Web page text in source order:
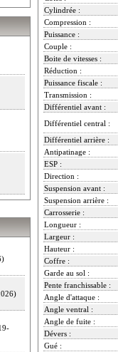
Cylindrée :
Compression :
Puissance :
Couple :
Boite de vitesses :
Réduction :
Puissance fiscale :
Transmission :
Différentiel avant :
Différentiel central :
Différentiel arrière :
Antipatinage :
ESP :
Direction :
Suspension avant :
Suspension arrière :
Carrosserie :
Longueur :
Largeur :
Hauteur :
Coffre :
Garde au sol :
Pente franchissable :
Angle d'attaque :
Angle ventral :
Angle de fuite :
Dévers :
Gué :